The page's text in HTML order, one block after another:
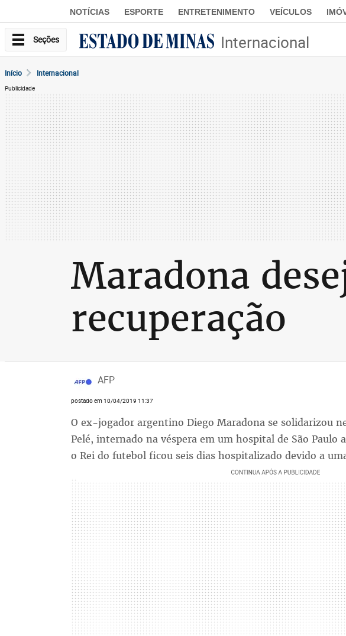
NOTÍCIAS ESPORTE ENTRETENIMENTO VEÍCULOS
Seções Internacional
Início Internacional
Publicidade
Maradona
recuperação
AFP
postado em 10/04/2019 11:37
O ex-jogador argentino Diego Maradona se solidarizou
Pelé, internado na véspera em um hospital de São Paulo
o Rei do futebol ficou seis dias hospitalizado devido a